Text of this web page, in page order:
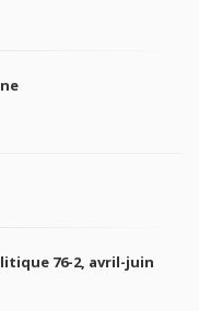
76-2, avril-juin